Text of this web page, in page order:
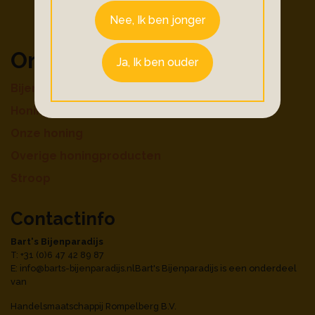
Ons aanbod
Honingdranken
Contactinfo
Bart's Bijenparadijs
T: +31 (0)6 47 42 89 87
E: info@barts-bijenparadijs.nlBart's Bijenparadijs is een onderdeel
van
Handelsmaatschappij Rompelberg B.V.
Nee, Ik ben jonger
Ja, Ik ben ouder